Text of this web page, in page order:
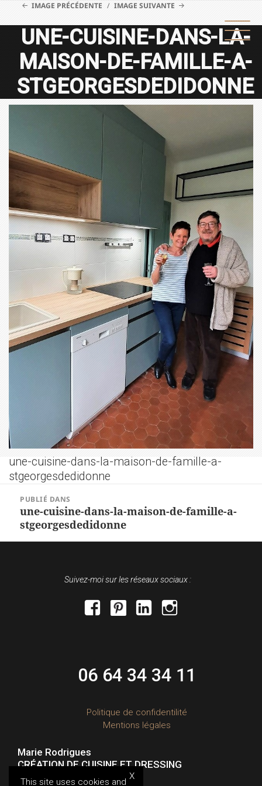
IMAGE PRÉCÉDENTE IMAGE SUIVANTE
UNE-CUISINE-DANS-LA-
MAISON-DE-FAMILLE-A-
STGEORGESDEDIDONNE
une-cuisine-dans-la-maison-de-famille-a-
stgeorgesdedidonne
NAVIGATION
DE
L’ARTICLE
PUBLIÉ DANS
une-cuisine-dans-la-maison-de-famille-a-
stgeorgesdedidonne
Suivez-moi sur les réseaux sociaux :
facebookpinterestlinkedininstagram
Marie Rodrigues
CRÉATION DE CUISINE ET DRESSING
(Charente-Maritime)
06 64 34 34 11
Politique de confidentilité
Mentions légales
X
This site uses cookies and